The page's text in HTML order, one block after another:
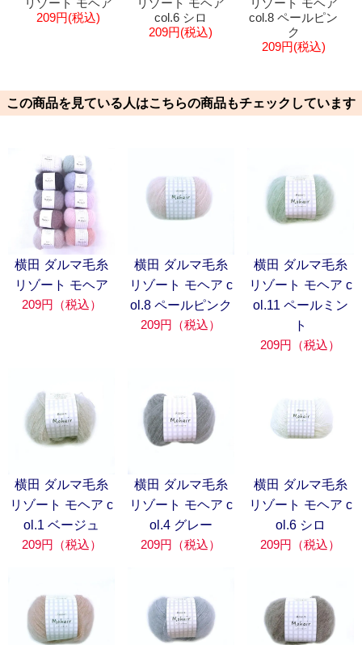
209円(税込)
col.6 シロ
209円(税込)
col.8 ペールピン
ク
209円(税込)
この商品を見ている人はこちらの商品もチェックしています
横田 ダルマ毛糸
リゾート モヘア
209円（税込）
横田 ダルマ毛糸
リゾート モヘア c
ol.8 ペールピンク
209円（税込）
横田 ダルマ毛糸
リゾート モヘア c
ol.11 ペールミン
ト
209円（税込）
横田 ダルマ毛糸
リゾート モヘア c
ol.1 ベージュ
209円（税込）
横田 ダルマ毛糸
リゾート モヘア c
ol.4 グレー
209円（税込）
横田 ダルマ毛糸
リゾート モヘア c
ol.6 シロ
209円（税込）